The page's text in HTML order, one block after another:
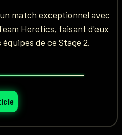
match exceptionnel avec
Heretics, faisant d'eux
de ce Stage 2.